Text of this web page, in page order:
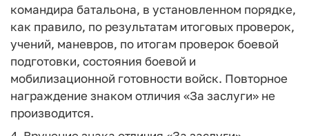
командира батальона, в установленном порядке,
как правило, по результатам итоговых проверок,
учений, маневров, по итогам проверок боевой
подготовки, состояния боевой и
мобилизационной готовности войск. Повторное
награждение знаком отличия «За заслуги» не
производится.